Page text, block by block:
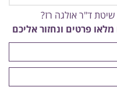
שיטת ד"ר אולגה רז?
מלאו פרטים ונחזור אליכם